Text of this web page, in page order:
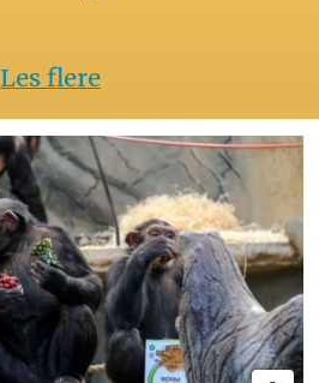
Les flere